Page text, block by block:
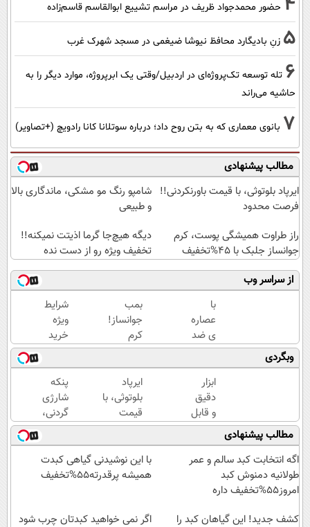
حضور محمدجواد ظریف در مراسم تشییع ابوالقاسم قاسم‌زاده
5 زنِ بادیگارد محافظ نیوشا ضیغمی در مسجد شهرک غرب
6 تله توسعه تک‌پروژه‌ای در اردبیل/وقتی یک ابرپروژه، موارد دیگر را به
حاشیه می‌راند
7 بانوی معماری که به بتن روح داد؛ درباره سوتلانا کانا رادویچ (+تصاویر)
مطالب پیشنهادی
ایرپاد بلوتوثی، با قیمت باورنکردنی!!
فرصت محدود
شامپو رنگ مو مشکی، ماندگاری بالا
و طبیعی
راز طراوت همیشگی پوست، کرم
جوانساز جلبک با 45%تخفیف
دیگه هیچ‌جا گرما اذیتت نمیکنه!!
تخفیف ویژه رو از دست نده
از سراسر وب
با
عصاره
ی ضد
پیری
جلبک
پوستت
همیشه
جوونه!
بمب
جوانساز!
کرم
بوتاکس
جلبک
اسپیرولینا50%تخفیف
شرایط
ویژه
خرید
کرم
بوتاکس
گیاهی
تا پایان
امشب!
وبگردی
ابزار
دقیق
و قابل
اعتماد
برای
اندازه
فشار
در
ایرپاد
بلوتوثی، با
قیمت
باورنکردنی!!
فرصت
محدود
پنکه
شارژی
گردنی،
با
قیمت
باور
نکردنی!
مطالب پیشنهادی
اگه انتخابت کبد سالم و عمر
طولانیه دمنوش کبد
امروز55%تخفیف داره
با این نوشیدنی گیاهی کبدت
همیشه پرقدرته55%تخفیف
کشف جدید! این گیاهان کبد را اگر نمی خواهید کبدتان چرب شود